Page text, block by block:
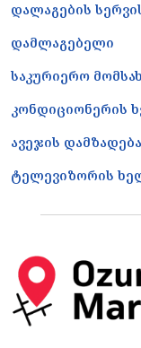
დალაგების
დამლაგებელი
საკურიერო
კონდიციონერის
ავეჯის დამზადება
ტელევიზორის